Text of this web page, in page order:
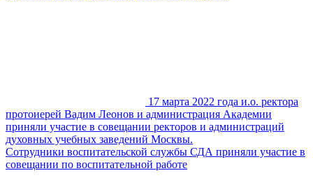
17 марта 2022 года и.о. ректора
протоиерей Вадим Леонов и администрация Академии
приняли участие в совещании ректоров и администраций
духовных учебных заведений Москвы.
Сотрудники воспитательской службы СДА приняли участие в
совещании по воспитательной работе